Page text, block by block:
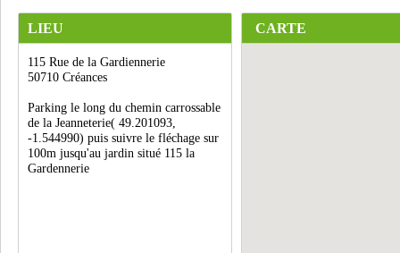
LIEU
115 Rue de la Gardiennerie
50710 Créances
Parking le long du chemin carrossable
de la Jeanneterie( 49.201093,
-1.544990) puis suivre le fléchage sur
100m jusqu'au jardin situé 115 la
Gardennerie
CARTE